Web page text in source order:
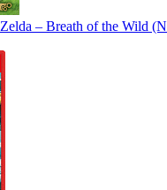
– Breath of the Wild